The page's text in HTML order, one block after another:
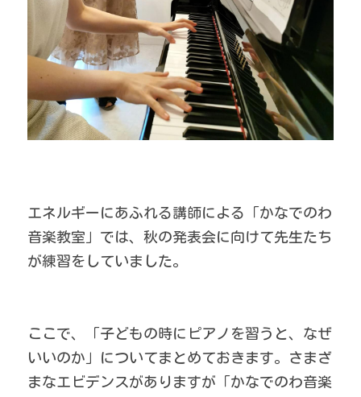
エネルギーにあふれる講師による「かなでのわ
音楽教室」では、秋の発表会に向けて先生たち
が練習をしていました。
ここで、「子どもの時にピアノを習うと、なぜ
いいのか」についてまとめておきます。さまざ
まなエビデンスがありますが「かなでのわ音楽